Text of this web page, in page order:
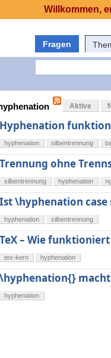
Fragen
Aktive
Hyphenation
hyphenation silbentrennung
Trennung ohne
silbentrennung hyphenation
Ist \hyphenation case
hyphenation silbentrennung
TeX – Wie
tex-kern hyphenation
\hyphenation{} macht
hyphenation
Willkommen,